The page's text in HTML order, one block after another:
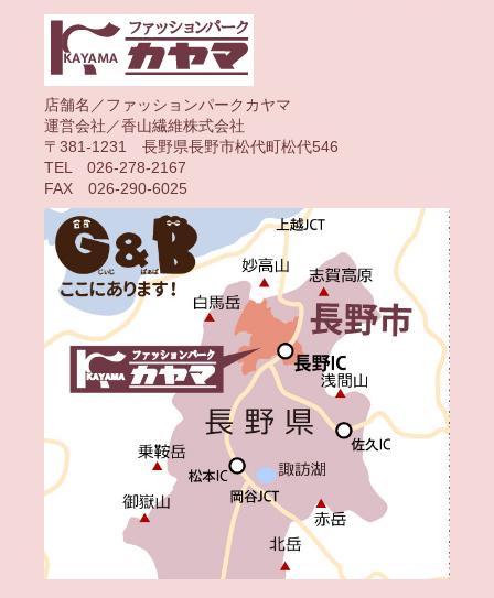
店舗名／ファッションパークカヤマ
運営会社／香山繊維株式会社
〒381-1231 長野県長野市松代町松代546
TEL 026-278-2167
FAX 026-290-6025